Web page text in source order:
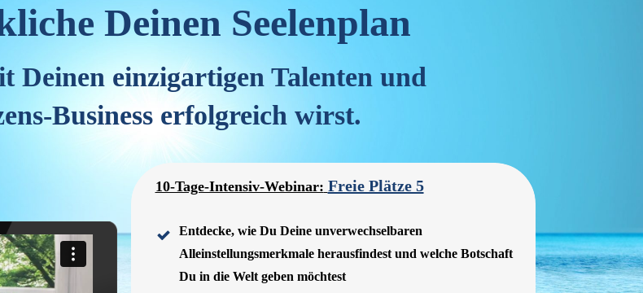
Deinen Seelenplan
Deinen einzigartigen Talenten und
Business erfolgreich wirst.
10-Tage-Intensiv-Webinar: Freie Plätze 5
Entdecke, wie Du Deine unverwechselbaren
Alleinstellungsmerkmale herausfindest und welche Botschaft
Du in die Welt geben möchtest